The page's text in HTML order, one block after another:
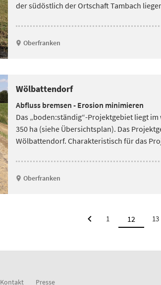
der südöstlich der Ortschaft Tambach
Oberfranken
Wölbattendorf
Abfluss bremsen - Erosion minimieren
Das „boden:ständig“-Projektgebiet liegt
350 ha (siehe Übersichtsplan). Das
Wölbattendorf. Charakteristisch für das
Oberfranken
1 13
Kontakt Presse